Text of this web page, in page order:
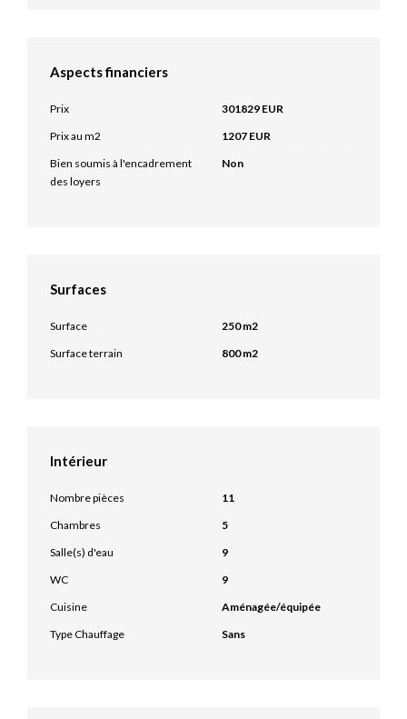
Aspects financiers
Prix
301829 EUR
Prix au m2
1207 EUR
Bien soumis à l'encadrement
des loyers
Non
Surfaces
Surface
250 m2
Surface terrain
800 m2
Intérieur
Nombre pièces
11
Chambres
5
Salle(s) d'eau
9
WC
9
Cuisine
Aménagée/équipée
Type Chauffage
Sans